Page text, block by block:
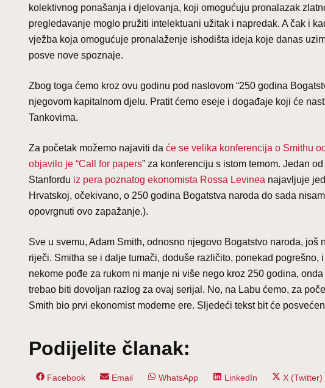
kolektivnog ponašanja i djelovanja, koji omogućuju pronalazak
pregledavanje moglo pružiti intelektuani užitak i napredak. A čak i
vježba koja omogućuje pronalaženje ishodišta ideja koje danas
posve nove spoznaje.
Zbog toga ćemo kroz ovu godinu pod naslovom “250 godina
njegovom kapitalnom djelu. Pratit ćemo eseje i događaje koji će
Tankovima.
Za početak možemo najaviti da će se velika konferencija o Smithu
objavilo je “Call for papers” za konferenciju s istom temom. Jedan
Stanfordu iz pera poznatog ekonomista Rossa Levinea najavljuje
Hrvatskoj, očekivano, o 250 godina Bogatstva naroda do sada
opovrgnuti ovo zapažanje.).
Sve u svemu, Adam Smith, odnosno njegovo Bogatstvo naroda,
riječi. Smitha se i dalje tumači, doduše različito, ponekad pogrešno,
nekome pođe za rukom ni manje ni više nego kroz 250 godina,
trebao biti dovoljan razlog za ovaj serijal. No, na Labu ćemo, za
Smith bio prvi ekonomist moderne ere. Sljedeći tekst bit će
Podijelite članak:
Share
Facebook
Share
Email
Share
WhatsApp
Share
LinkedIn
Share
X (Twitter)